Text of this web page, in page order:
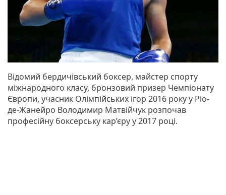
Відомий бердичівський боксер, майстер спорту
міжнародного класу, бронзовий призер Чемпіонату
Європи, учасник Олімпійських ігор 2016 року у Ріо-
де-Жанейро Володимир Матвійчук розпочав
професійну боксерську кар’єру у 2017 році.